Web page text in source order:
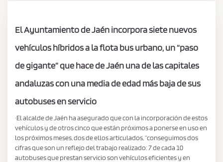
El Ayuntamiento de Jaén incorpora siete nuevos
vehículos híbridos a la flota bus urbano, un “paso
de gigante” que hace de Jaén una de las capitales
andaluzas con una media de edad más baja de sus
autobuses en servicio
·El alcalde de Jaén ha asegurado que con la incorporación de estos
vehículos y de otros cinco que están próximos a ponerse en uso en
los próximos meses, dos de ellos articulados, “conseguimos dos
cifras que son un reflejo del trabajo realizado: 7 de cada 10
autobuses que prestan servicio son vehículos eficientes y en